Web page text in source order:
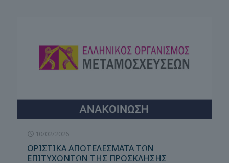
10/02/2026
ΟΡΙΣΤΙΚΑ ΑΠΟΤΕΛΕΣΜΑΤΑ ΤΩΝ
ΕΠΙΤΥΧΟΝΤΩΝ ΤΗΣ ΠΡΟΣΚΛΗΣΗΣ